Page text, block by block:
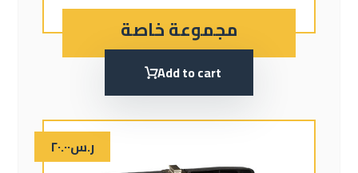
مجموعة خاصة
Add to cart
ر.س٢٠.٠٠